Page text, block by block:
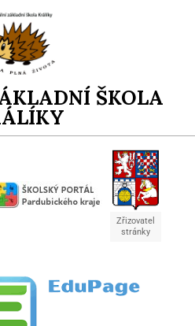
ŠKOLA
Zřizovatel
stránky